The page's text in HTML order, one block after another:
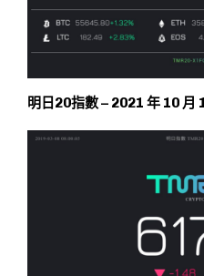
明日20指數 – 2021 年 10 月